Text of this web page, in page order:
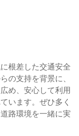
根差した交通安全
の支持を背景に、
め、安心して利用
います。ぜひ多く
路環境を一緒に実